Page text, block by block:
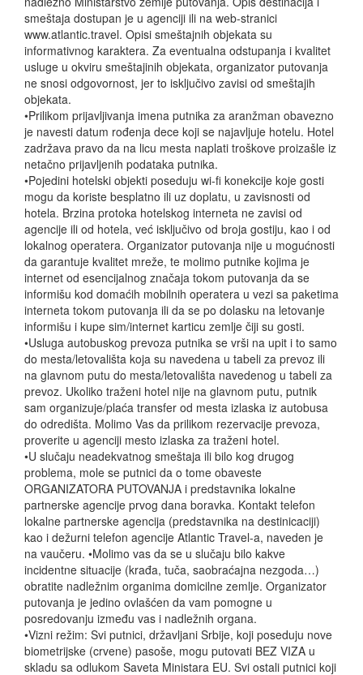
smeštaja dostupan je u agenciji ili na web-stranici
www.atlantic.travel. Opisi smeštajnih objekata su
informativnog karaktera. Za eventualna odstupanja i kvalitet
usluge u okviru smeštajinih objekata, organizator putovanja
ne snosi odgovornost, jer to isključivo zavisi od smeštajih
objekata.
•Prilikom prijavljivanja imena putnika za aranžman obavezno
je navesti datum rođenja dece koji se najavljuje hotelu. Hotel
zadržava pravo da na licu mesta naplati troškove proizašle iz
netačno prijavljenih podataka putnika.
•Pojedini hotelski objekti poseduju wi-fi konekcije koje gosti
mogu da koriste besplatno ili uz doplatu, u zavisnosti od
hotela. Brzina protoka hotelskog interneta ne zavisi od
agencije ili od hotela, već isključivo od broja gostiju, kao i od
lokalnog operatera. Organizator putovanja nije u mogućnosti
da garantuje kvalitet mreže, te molimo putnike kojima je
internet od esencijalnog značaja tokom putovanja da se
informišu kod domaćih mobilnih operatera u vezi sa paketima
interneta tokom putovanja ili da se po dolasku na letovanje
informišu i kupe sim/internet karticu zemlje čiji su gosti.
•Usluga autobuskog prevoza putnika se vrši na upit i to samo
do mesta/letovališta koja su navedena u tabeli za prevoz ili
na glavnom putu do mesta/letovališta navedenog u tabeli za
prevoz. Ukoliko traženi hotel nije na glavnom putu, putnik
sam organizuje/plaća transfer od mesta izlaska iz autobusa
do odredišta. Molimo Vas da prilikom rezervacije prevoza,
proverite u agenciji mesto izlaska za traženi hotel.
•U slučaju neadekvatnog smeštaja ili bilo kog drugog
problema, mole se putnici da o tome obaveste
ORGANIZATORA PUTOVANJA i predstavnika lokalne
partnerske agencije prvog dana boravka. Kontakt telefon
lokalne partnerske agencija (predstavnika na destinicaciji)
kao i dežurni telefon agencije Atlantic Travel-a, naveden je
na vaučeru. •Molimo vas da se u slučaju bilo kakve
incidentne situacije (krađa, tuča, saobraćajna nezgoda…)
obratite nadležnim organima domicilne zemlje. Organizator
putovanja je jedino ovlašćen da vam pomogne u
posredovanju između vas i nadležnih organa.
•Vizni režim: Svi putnici, državljani Srbije, koji poseduju nove
biometrijske (crvene) pasoše, mogu putovati BEZ VIZA u
skladu sa odlukom Saveta Ministara EU. Svi ostali putnici koji